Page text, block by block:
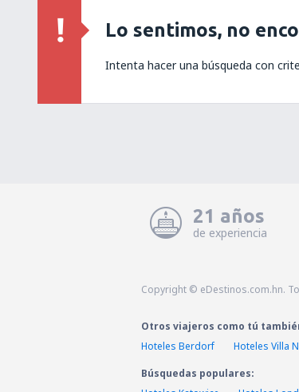
Lo sentimos, no
Intenta hacer una búsqueda con
21 años
de experiencia
Copyright © eDestinos.com.hn.
Otros viajeros como tú
Hoteles Berdorf
Hoteles Villa
Búsquedas populares: